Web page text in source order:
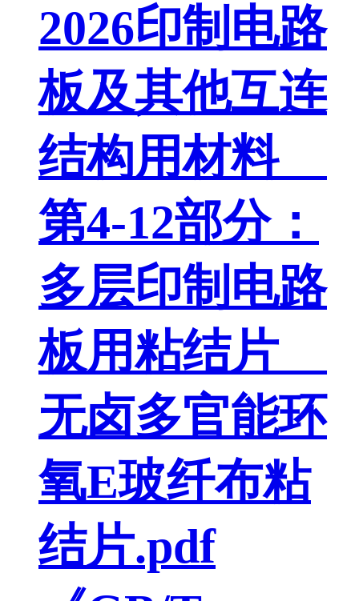
2026印制电路
板及其他互连
结构用材料
第4-12部分：
多层印制电路
板用粘结片
无卤多官能环
氧E玻纤布粘
结片.pdf